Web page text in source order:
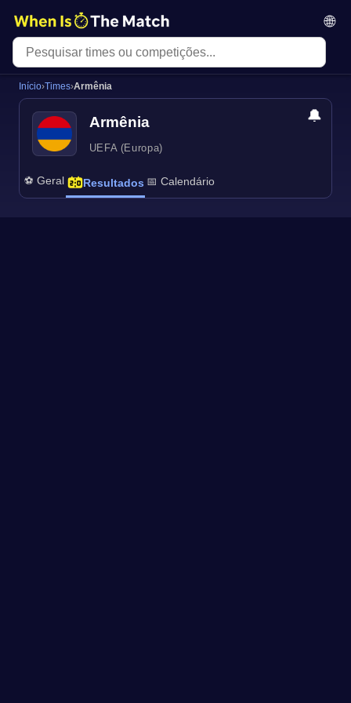
🌐
Início›Times›Armênia
Armênia
UEFA (Europa)
🔔
⚽ Geral Resultados 📅 Calendário